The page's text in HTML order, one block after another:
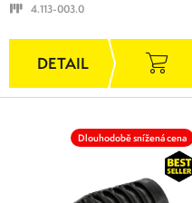
4.113-003.0
Dlouhodobě snížená cena